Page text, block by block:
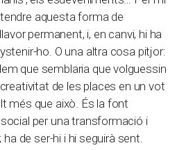
aquesta forma de
permanent, i, en canvi, hi ha
ho. O una altra cosa pitjor:
que semblaria que volguessin
de les places en un vot
més que això. És la font
per una transformació i
de ser-hi i hi seguirà sent.